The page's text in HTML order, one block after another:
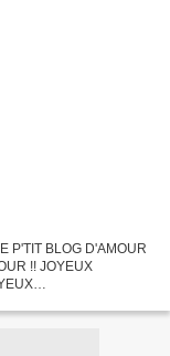
P'TIT BLOG D'AMOUR
!! JOYEUX